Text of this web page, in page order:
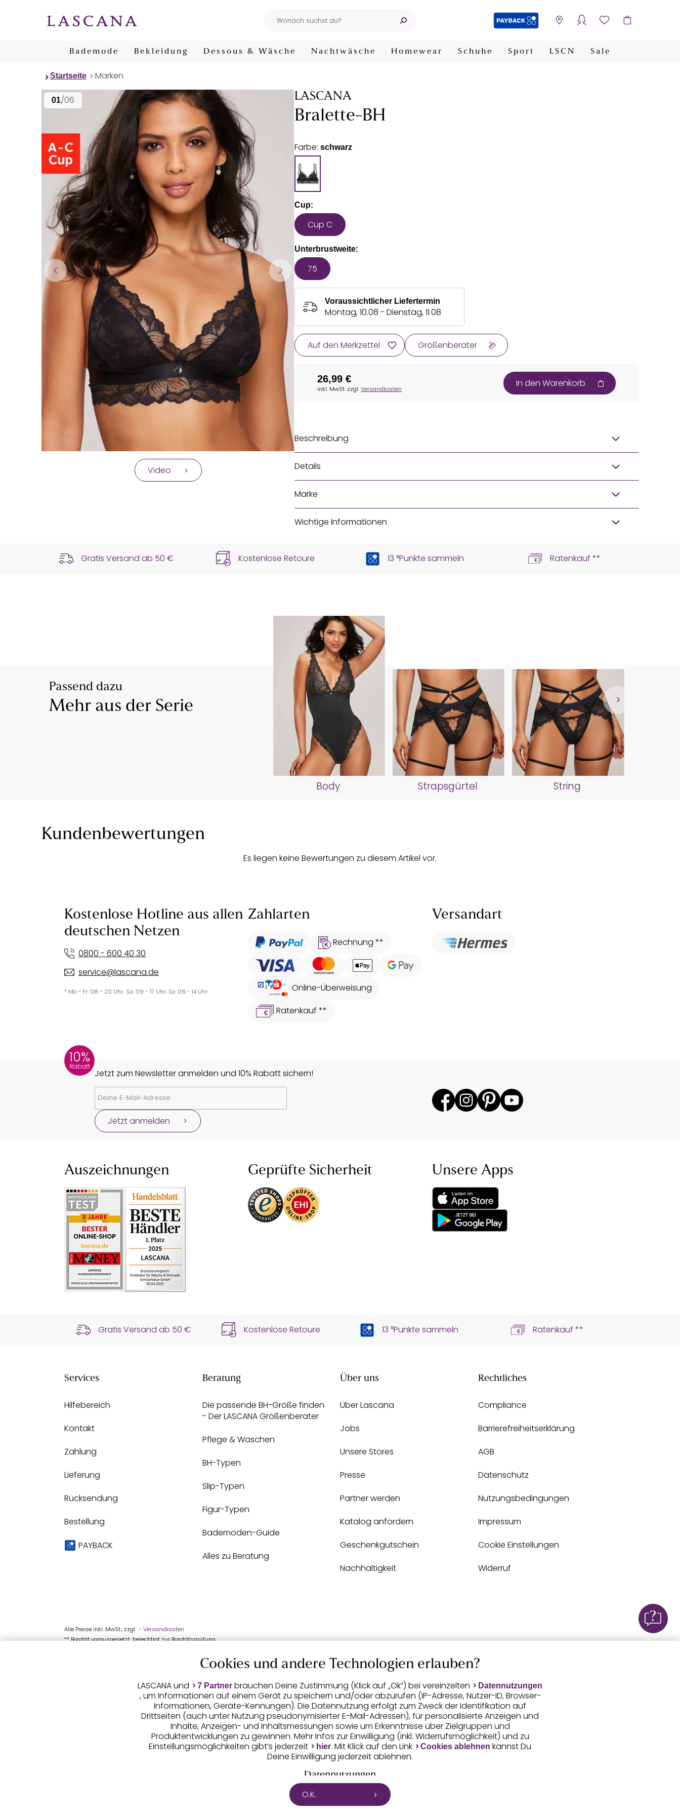
Bademode Bekleidung Dessous & Wäsche Nachtwäsche Homewear Schuhe Sport LSCN Sale
Startseite Marken
01/06
Video
LASCANA
Bralette-BH
Farbe: schwarz
Cup:
Cup C
Unterbrustweite:
75
Voraussichtlicher Liefertermin
Montag, 10.08 - Dienstag, 11.08
Auf den Merkzettel Größenberater
26,99 €
inkl. MwSt. zzgl.Versandkosten In den Warenkorb
Beschreibung
Details
Marke
Wichtige Informationen
Gratis Versand ab 50 € Kostenlose Retoure 13 °Punkte sammeln Ratenkauf **
Passend dazu
Mehr aus der Serie
Body Strapsgürtel String
Kundenbewertungen
Es liegen keine Bewertungen zu diesem Artikel vor.
Kostenlose Hotline aus allen
deutschen Netzen
0800 - 600 40 30
service@lascana.de
* Mo - Fr: 08 - 20 Uhr; Sa: 09 - 17 Uhr; So: 09 - 14 Uhr.
Zahlarten
Rechnung **
Online-Überweisung
Ratenkauf **
Versandart
10%
Rabatt
Jetzt zum Newsletter anmelden und 10% Rabatt sichern!
Jetzt anmelden
Auszeichnungen Geprüfte Sicherheit Unsere Apps
Gratis Versand ab 50 € Kostenlose Retoure 13 °Punkte sammeln Ratenkauf **
Services
Hilfebereich
Kontakt
Zahlung
Lieferung
Rücksendung
Bestellung
PAYBACK
Beratung
Die passende BH-Größe finden
- Der LASCANA Größenberater
Pflege & Waschen
BH-Typen
Slip-Typen
Figur-Typen
Bademoden-Guide
Alles zu Beratung
Über uns
Über Lascana
Jobs
Unsere Stores
Presse
Partner werden
Katalog anfordern
Geschenkgutschein
Nachhaltigkeit
Rechtliches
Compliance
Barrierefreiheitserklärung
AGB
Datenschutz
Nutzungsbedingungen
Impressum
Cookie Einstellungen
Widerruf
Alle Preise inkl. MwSt., zzgl.
Versandkosten
** Bonität vorausgesetzt, berechtigt zur Bonitätsprüfung
Cookies und andere Technologien erlauben?
LASCANA und 7 Partner brauchen Deine Zustimmung (Klick auf „Ok”) bei vereinzelten Datennutzungen
, um Informationen auf einem Gerät zu speichern und/oder abzurufen (IP-Adresse, Nutzer-ID, Browser-
Informationen, Geräte-Kennungen). Die Datennutzung erfolgt zum Zweck der Identifikation auf
Drittseiten (auch unter Nutzung pseudonymisierter E-Mail-Adressen), für personalisierte Anzeigen und
Inhalte, Anzeigen- und Inhaltsmessungen sowie um Erkenntnisse über Zielgruppen und
Produktentwicklungen zu gewinnen. Mehr Infos zur Einwilligung (inkl. Widerrufsmöglichkeit) und zu
Einstellungsmöglichkeiten gibt’s jederzeit
hier. Mit Klick auf den Link Cookies ablehnen kannst Du
Deine Einwilligung jederzeit ablehnen.
Datennutzungen
LASCANA arbeitet mit Partnern zusammen, die von deinem Endgerät abgerufene Daten
O.K.